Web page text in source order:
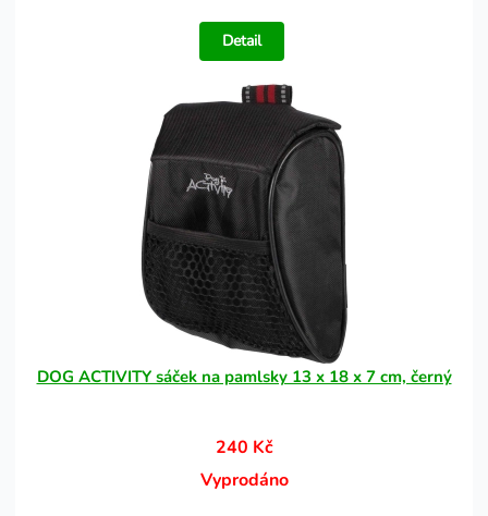
Detail
DOG ACTIVITY sáček na pamlsky 13 x 18 x 7 cm, černý
240 Kč
Vyprodáno